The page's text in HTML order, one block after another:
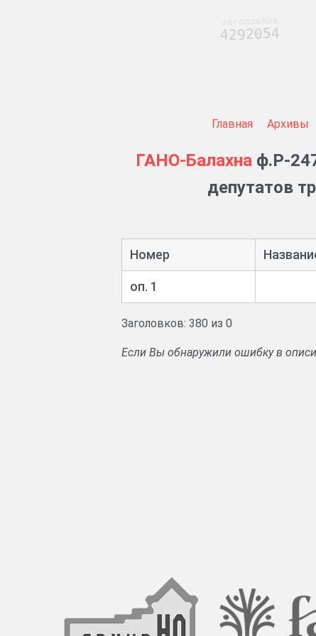
Главная Архивы
ГАНО-Балахнаф.Р-
депутатов
Номер
оп. 1
Заголовков: 380 из 0
Если Вы обнаружили ошибку в
4292054